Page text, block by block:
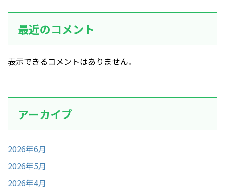
最近のコメント
表示できるコメントはありません。
アーカイブ
2026年6月
2026年5月
2026年4月